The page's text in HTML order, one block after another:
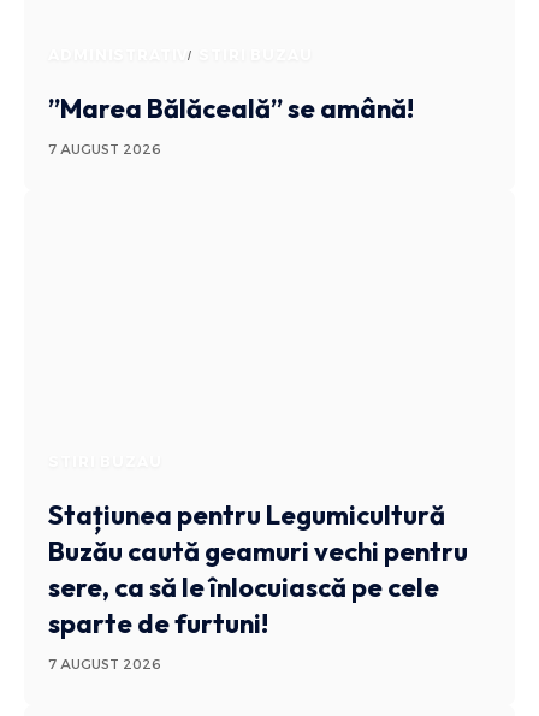
ADMINISTRATIV
”Marea Bălăceală” se amână!
7 AUGUST 2026
Stațiunea pentru Legumicultură
Buzău caută geamuri vechi pentru
sere, ca să le înlocuiască pe cele
sparte de furtuni!
7 AUGUST 2026